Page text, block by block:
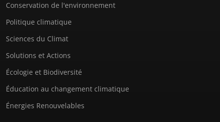
Conservation de l'environnement
Politique climatique
Sciences du Climat
Solutions et Actions
Écologie et Biodiversité
Éducation au changement climatique
Énergies Renouvelables